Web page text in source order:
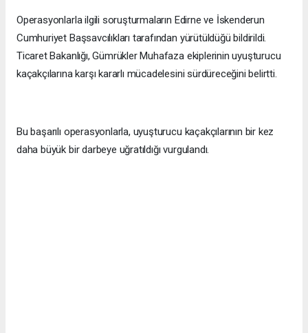
Operasyonlarla ilgili soruşturmaların Edirne ve İskenderun
Cumhuriyet Başsavcılıkları tarafından yürütüldüğü bildirildi.
Ticaret Bakanlığı, Gümrükler Muhafaza ekiplerinin uyuşturucu
kaçakçılarına karşı kararlı mücadelesini sürdüreceğini belirtti.
Bu başarılı operasyonlarla, uyuşturucu kaçakçılarının bir kez
daha büyük bir darbeye uğratıldığı vurgulandı.